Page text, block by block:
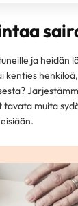
ja heidän
kenties
muita